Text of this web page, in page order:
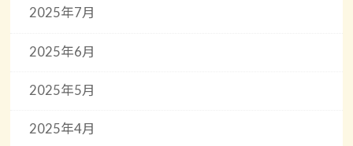
2025年7月
2025年6月
2025年5月
2025年4月